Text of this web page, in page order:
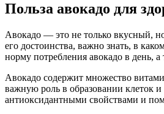
Польза авокадо для
Авокадо — это не только вкусный,
его достоинства, важно знать, в
норму потребления авокадо в день,
Авокадо содержит множество
важную роль в образовании клеток
антиоксидантными свойствами и